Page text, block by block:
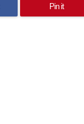
Pin it